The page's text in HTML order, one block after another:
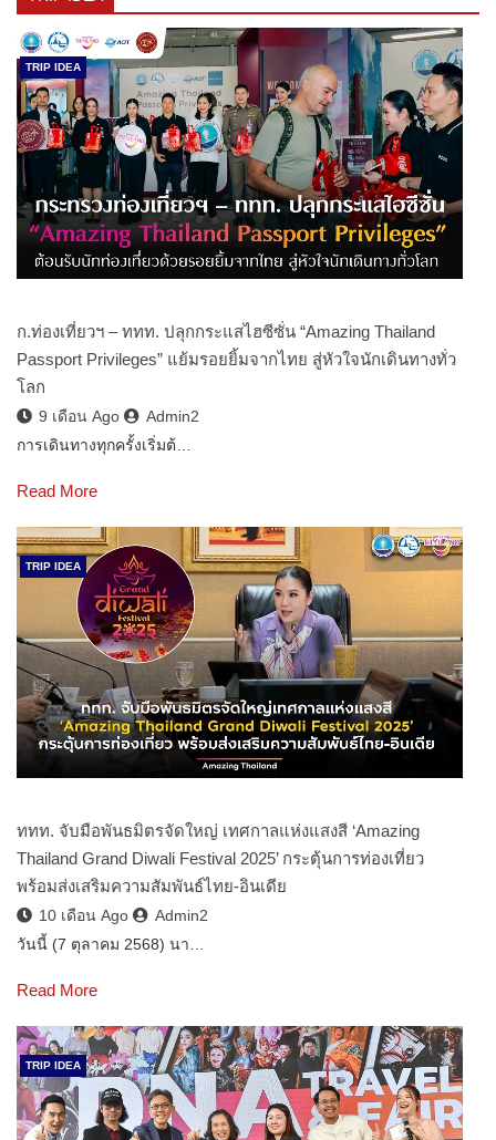
TRIP IDEA
ก.ท่องเที่ยวฯ – ททท. ปลุกกระแสไฮซีซั่น “Amazing Thailand
Passport Privileges” แย้มรอยยิ้มจากไทย สู่หัวใจนักเดินทางทั่ว
โลก
9 เดือน Ago
Admin2
การเดินทางทุกครั้งเริ่มต้…
Read More
TRIP IDEA
ททท. จับมือพันธมิตรจัดใหญ่ เทศกาลแห่งแสงสี ‘Amazing
Thailand Grand Diwali Festival 2025’ กระตุ้นการท่องเที่ยว
พร้อมส่งเสริมความสัมพันธ์ไทย-อินเดีย
10 เดือน Ago
Admin2
วันนี้ (7 ตุลาคม 2568) นา…
Read More
TRIP IDEA